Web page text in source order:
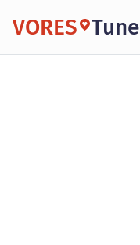
VORES Tune